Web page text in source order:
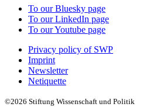
To our Bluesky page
To our LinkedIn page
To our Youtube page
Privacy policy of SWP
Imprint
Newsletter
Netiquette
©2026 Stiftung Wissenschaft und Politik